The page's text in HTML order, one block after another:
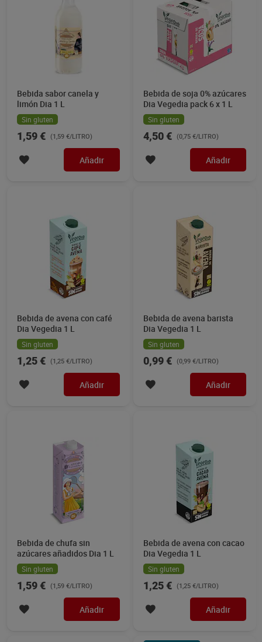
Bebida sabor canela y
limón Dia 1 L
Sin gluten
1,59 € (1,59 €/LITRO)
Añadir
Bebida de soja 0% azúcares
Dia Vegedia pack 6 x 1 L
Sin gluten
4,50 € (0,75 €/LITRO)
Añadir
Bebida de avena con café
Dia Vegedia 1 L
Sin gluten
1,25 € (1,25 €/LITRO)
Añadir
Bebida de avena barista
Dia Vegedia 1 L
Sin gluten
0,99 € (0,99 €/LITRO)
Añadir
Bebida de chufa sin
azúcares añadidos Dia 1 L
Sin gluten
1,59 € (1,59 €/LITRO)
Añadir
Bebida de avena con cacao
Dia Vegedia 1 L
Sin gluten
1,25 € (1,25 €/LITRO)
Añadir